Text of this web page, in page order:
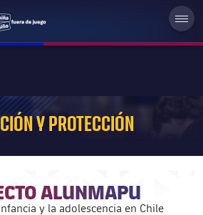
Y PROTECCIÓN
ALUNMAPU
y la adolescencia en Chile